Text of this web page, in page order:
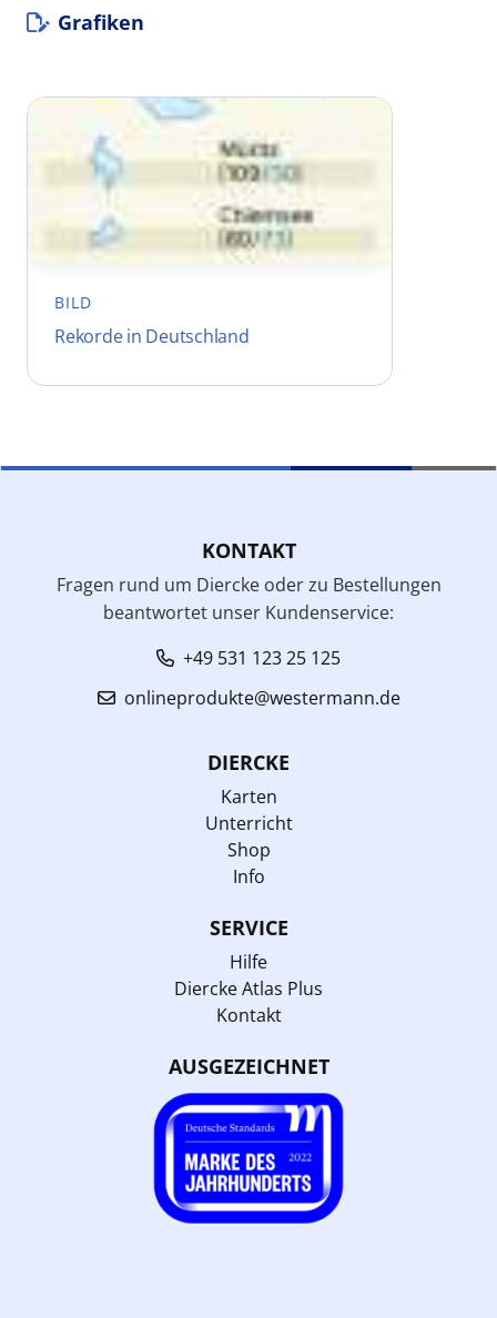
Grafiken
BILD
Rekorde in Deutschland
KONTAKT
Fragen rund um Diercke oder zu Bestellungen
beantwortet unser Kundenservice:
+49 531 123 25 125
onlineprodukte@westermann.de
DIERCKE
Karten
Unterricht
Shop
Info
SERVICE
Hilfe
Diercke Atlas Plus
Kontakt
AUSGEZEICHNET